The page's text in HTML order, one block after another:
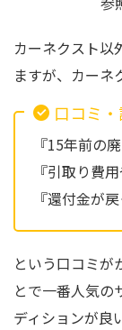
カーネクスト以
ますが、カーネ
口コミ
『15年前の
『引取り費
『還付金が
という口コミが
とで一番人気の
ディションが良